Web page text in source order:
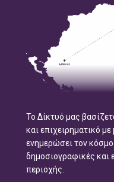
Το Δίκτυό μας
και επιχειρηματικό
ενημερώσει τον κόσμο
δημοσιογραφικές και
περιοχής.